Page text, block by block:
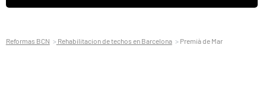
Reformas BCN Rehabilitacion de techos en Barcelona Premià de Mar